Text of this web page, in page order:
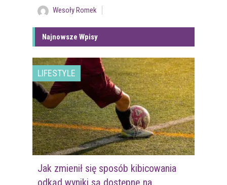
Wesoły Romek
Najnowsze Wpisy
LIFESTYLE
Jak zmienił się sposób kibicowania
odkąd wyniki są dostępne na